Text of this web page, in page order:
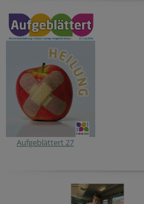
Aufgeblättert 27